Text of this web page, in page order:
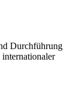
Durchführung